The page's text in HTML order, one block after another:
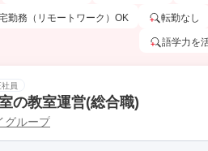
勤務（リモートワーク）OK 転勤なし
語学力を
社員
の教室運営(総合職)
グループ